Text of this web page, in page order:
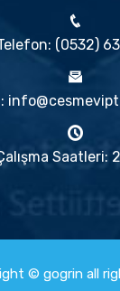
(0532)
Saatleri:
© gogrin all